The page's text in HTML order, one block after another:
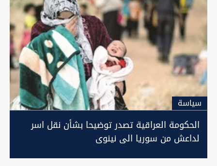
سیاسة
الحكومة العراقية تصدر توضيحا بشأن نقل اسر
لداعش من سوريا الى نينوى